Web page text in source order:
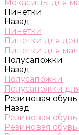
Мокасины для
Пинетки
Назад
Пинетки
Пинетки для
Пинетки для
Полусапожки
Назад
Полусапожки
Полусапожки
Резиновая обувь
Назад
Резиновая обувь
Резиновая